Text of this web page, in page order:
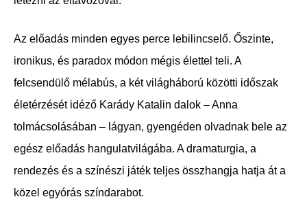
Az előadás minden egyes perce lebilincselő. Őszinte,
ironikus, és paradox módon mégis élettel teli. A
felcsendülő mélabús, a két világháború közötti időszak
életérzését idéző Karády Katalin dalok – Anna
tolmácsolásában – lágyan, gyengéden olvadnak bele az
egész előadás hangulatvilágába. A dramaturgia, a
rendezés és a színészi játék teljes összhangja hatja át a
közel egyórás színdarabot.